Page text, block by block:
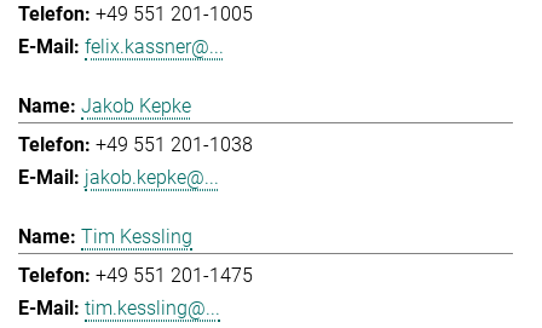
+49 551 201-1005
felix.kassner@...
Jakob Kepke
+49 551 201-1038
jakob.kepke@...
Tim Kessling
+49 551 201-1475
tim.kessling@...